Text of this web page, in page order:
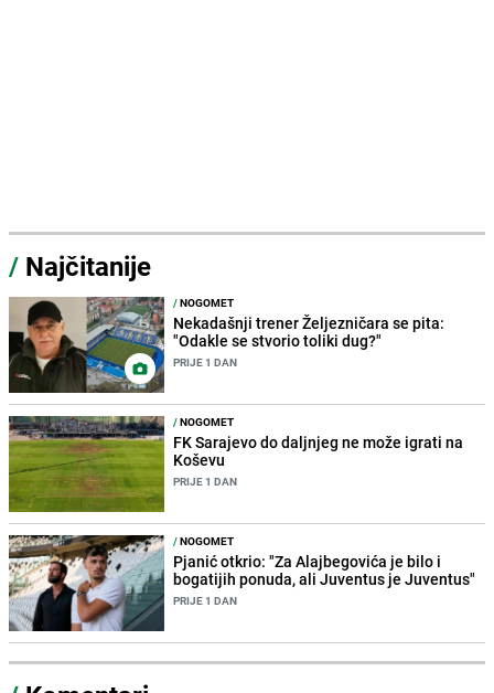
/ Najčitanije
/NOGOMET
Nekadašnji trener Željezničara se pita:
"Odakle se stvorio toliki dug?"
PRIJE 1 DAN
/NOGOMET
FK Sarajevo do daljnjeg ne može igrati na
Koševu
PRIJE 1 DAN
/NOGOMET
Pjanić otkrio: "Za Alajbegovića je bilo i
bogatijih ponuda, ali Juventus je Juventus"
PRIJE 1 DAN